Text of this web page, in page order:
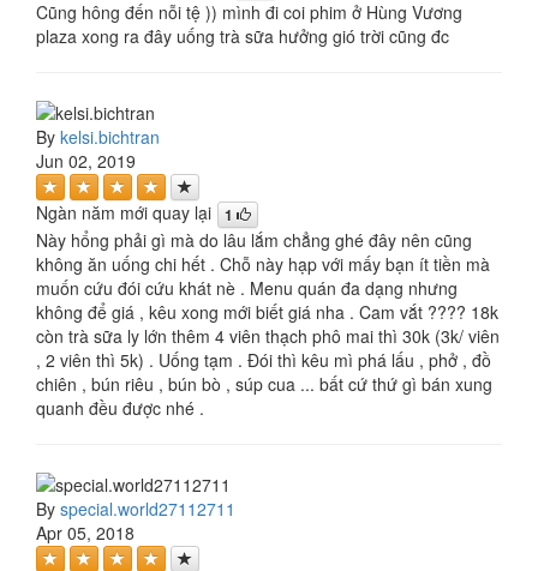
Cũng hông đến nỗi tệ )) mình đi coi phim ở Hùng Vương
plaza xong ra đây uống trà sữa hưởng gió trời cũng đc
By kelsi.bichtran
Jun 02, 2019
Ngàn năm mới quay lại 1
Này hổng phải gì mà do lâu lắm chẳng ghé đây nên cũng
không ăn uống chi hết . Chỗ này hạp với mấy bạn ít tiền mà
muốn cứu đói cứu khát nè . Menu quán đa dạng nhưng
không để giá , kêu xong mới biết giá nha . Cam vắt ???? 18k
còn trà sữa ly lớn thêm 4 viên thạch phô mai thì 30k (3k/ viên
, 2 viên thì 5k) . Uống tạm . Đói thì kêu mì phá lấu , phở , đồ
chiên , bún riêu , bún bò , súp cua ... bất cứ thứ gì bán xung
quanh đều được nhé .
By special.world27112711
Apr 05, 2018